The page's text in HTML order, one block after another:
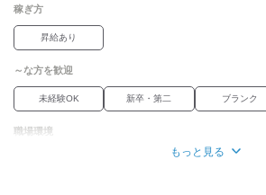
稼ぎ方
昇給あり
～な方を歓迎
未経験OK 新卒・第二 ブランク
職場環境
もっと見る